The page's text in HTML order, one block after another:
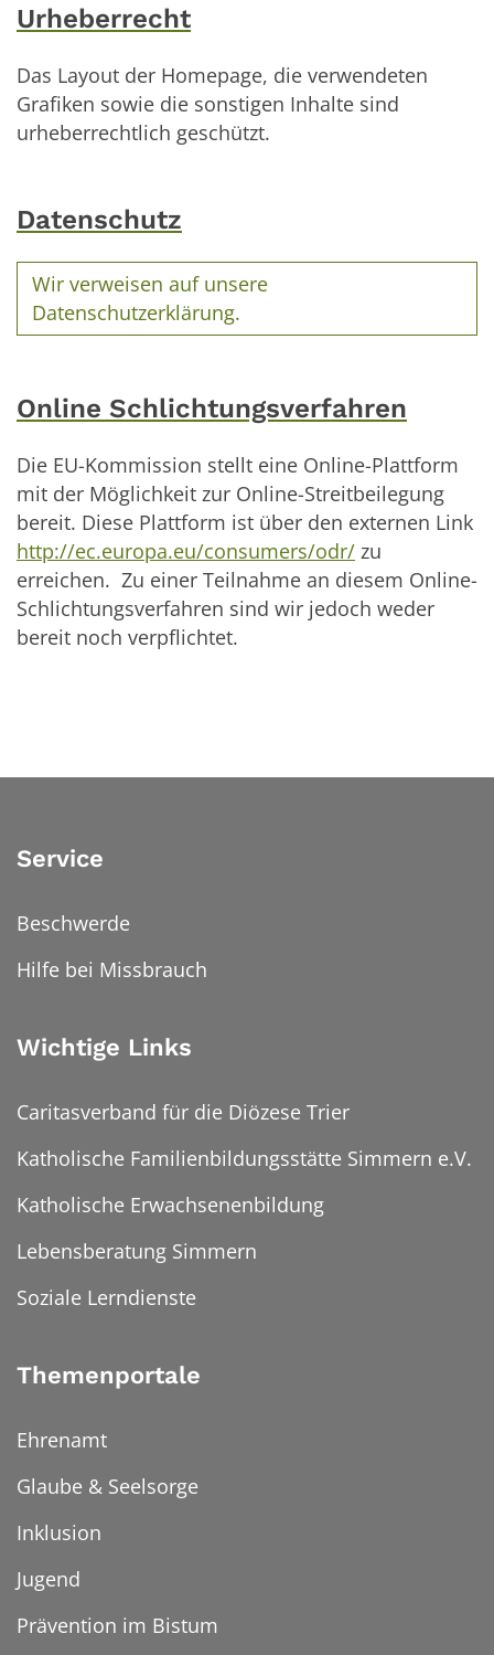
Urheberrecht
Das Layout der Homepage, die verwendeten
Grafiken sowie die sonstigen Inhalte sind
urheberrechtlich geschützt.
Datenschutz
Wir verweisen auf unsere
Datenschutzerklärung.
Online Schlichtungsverfahren
Die EU-Kommission stellt eine Online-Plattform
mit der Möglichkeit zur Online-Streitbeilegung
bereit. Diese Plattform ist über den externen Link
http://ec.europa.eu/consumers/odr/ zu
erreichen. Zu einer Teilnahme an diesem Online-
Schlichtungsverfahren sind wir jedoch weder
bereit noch verpflichtet.
Service
Beschwerde
Hilfe bei Missbrauch
Wichtige Links
Caritasverband für die Diözese Trier
Katholische Familienbildungsstätte Simmern e.V.
Katholische Erwachsenenbildung
Lebensberatung Simmern
Soziale Lerndienste
Themenportale
Ehrenamt
Glaube & Seelsorge
Inklusion
Jugend
Prävention im Bistum